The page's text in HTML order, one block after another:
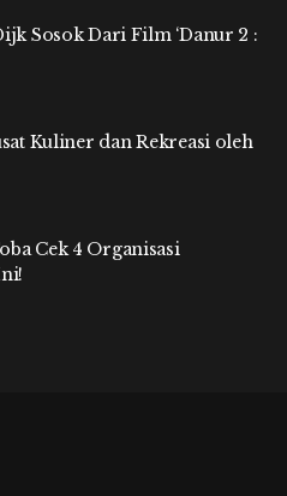
Sosok Dari Film ‘Danur 2 :
Kuliner dan Rekreasi oleh
Cek 4 Organisasi